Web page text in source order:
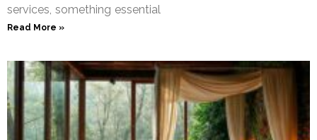
services, something essential
Read More »